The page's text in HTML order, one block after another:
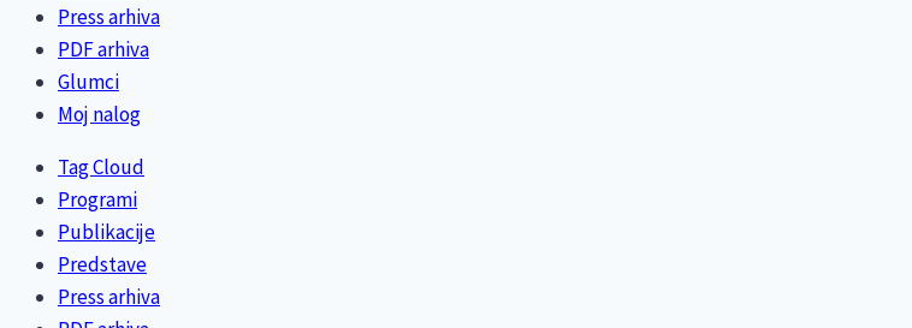
Press arhiva
PDF arhiva
Glumci
Moj nalog
Tag Cloud
Programi
Publikacije
Predstave
Press arhiva